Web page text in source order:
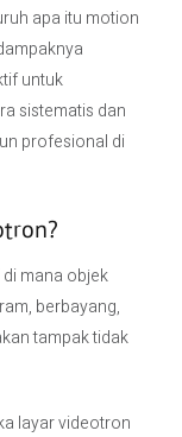
apa itu motion
untuk
sistematis dan
profesional di
mana objek
berbayang,
tampak tidak
layar videotron